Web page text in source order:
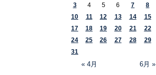
« 4月 6月 »
3
4 5 6 7 8
10
11 12 13 14 15
17
18 19 20 21 22
24
25 26 27 28 29
31